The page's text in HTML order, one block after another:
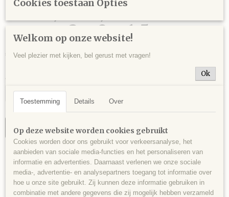
Sattel, Eifel, Duitsland - 6
gram - 3 x 2 x 1,5 cm.
€ 6,00
Aantal
IN WINKELWAGEN
Specificaties
Productcode
HEM0028
Omschrijving
Cookies toestaan Opties
Welkom op onze website!
Veel plezier met kijken, bel gerust met vragen!
Ok
Toestemming Details Over
Op deze website worden cookies gebruikt
Cookies worden door ons gebruikt voor verkeersanalyse, het
aanbieden van sociale media-functies en het personaliseren van
informatie en advertenties. Daarnaast verlenen we onze sociale
media-, advertentie- en analysepartners toegang tot informatie over
hoe u onze site gebruikt. Zij kunnen deze informatie gebruiken in
combinatie met andere gegevens die zij mogelijk hebben verzameld